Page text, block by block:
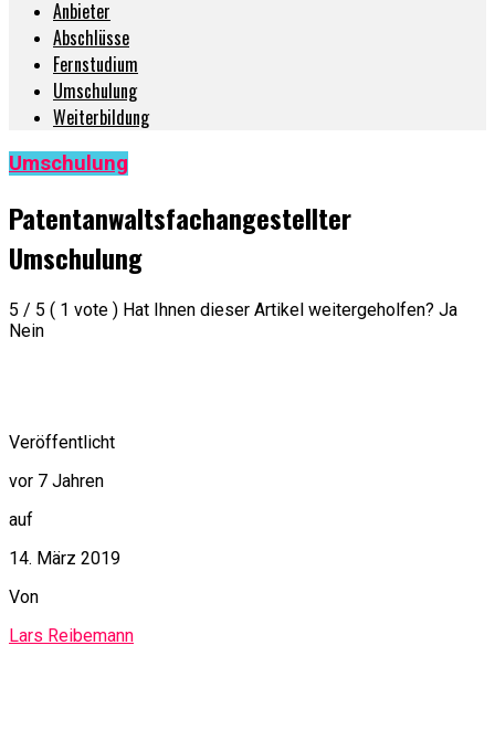
Anbieter
Abschlüsse
Fernstudium
Umschulung
Weiterbildung
Umschulung
Patentanwaltsfachangestellter
Umschulung
5 / 5 ( 1 vote ) Hat Ihnen dieser Artikel weitergeholfen? Ja
Nein
Veröffentlicht
vor 7 Jahren
auf
14. März 2019
Von
Lars Reibemann